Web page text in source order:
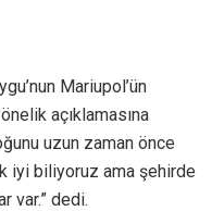
Mariupol’ün
açıklamasına
uzun zaman önce
iyi biliyoruz ama şehirde
var.” dedi.